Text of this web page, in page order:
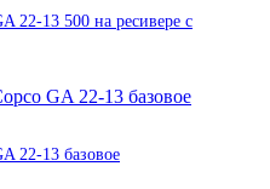
22-13 500 на ресивере с
22-13 базовое